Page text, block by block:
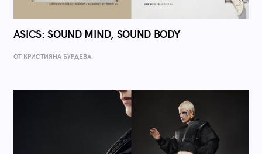
ASICS: SOUND MIND, SOUND BODY
ОТ КРИСТИЯНА БУРДЕВА